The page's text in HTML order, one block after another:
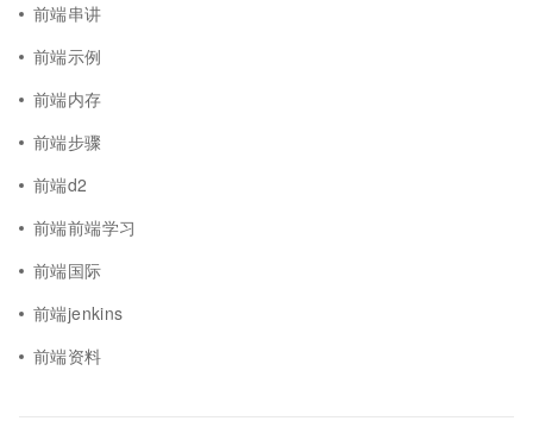
前端串讲
前端示例
前端内存
前端步骤
前端d2
前端前端学习
前端国际
前端jenkins
前端资料